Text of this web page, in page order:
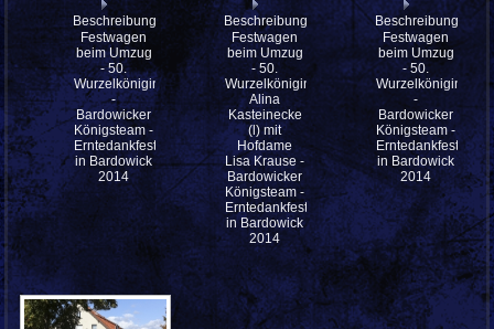
Beschreibung:
Festwagen
beim Umzug
- 50.
Wurzelkönigin
-
Bardowicker
Königsteam -
Erntedankfestes
in Bardowick
2014
Beschreibung:
Festwagen
beim Umzug
- 50.
Wurzelkönigin
Alina
Kasteinecke
(l) mit
Hofdame
Lisa Krause -
Bardowicker
Königsteam -
Erntedankfestes
in Bardowick
2014
Beschreibung:
Festwagen
beim Umzug
- 50.
Wurzelkönigin
-
Bardowicker
Königsteam -
Erntedankfestes
in Bardowick
2014